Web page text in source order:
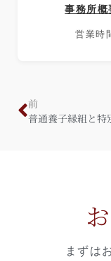
事務所概
営業時
前
まずは